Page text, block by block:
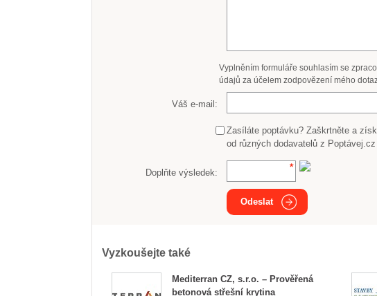
Vyplněním formuláře souhlasím se
údajů za účelem zodpovězení mého
Váš e-mail:
Zasíláte poptávku? Zaškrtněte a
od různých dodavatelů z Poptávej.cz
Doplňte výsledek:
Odeslat
Vyzkoušejte také
Mediterran CZ, s.r.o. – Prověřená
betonová střešní krytina